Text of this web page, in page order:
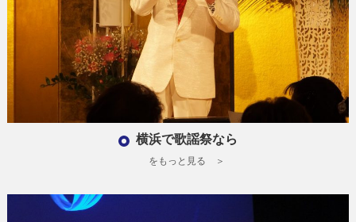
横浜で歌謡祭なら
をもっと見る ＞